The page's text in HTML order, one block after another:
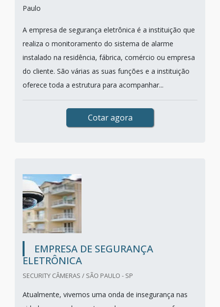
Paulo
A empresa de segurança eletrônica é a instituição que
realiza o monitoramento do sistema de alarme
instalado na residência, fábrica, comércio ou empresa
do cliente. São várias as suas funções e a instituição
oferece toda a estrutura para acompanhar...
Cotar agora
EMPRESA DE SEGURANÇA
ELETRÔNICA
SECURITY CÂMERAS / SÃO PAULO - SP
Atualmente, vivemos uma onda de insegurança nas